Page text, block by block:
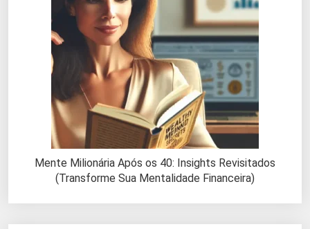
Mente Milionária Após os 40: Insights Revisitados
(Transforme Sua Mentalidade Financeira)